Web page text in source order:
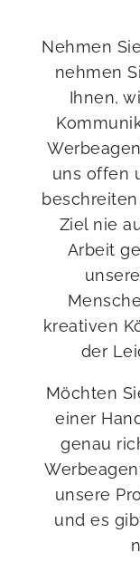
Nehmen
nehmen
Ihnen,
uns offen
Ziel nie
Arbeit
kreativen
der
Möchten
einer
genau
unsere
und es